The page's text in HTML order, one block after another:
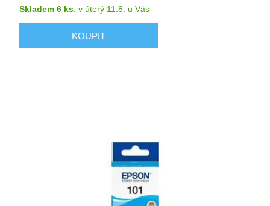
Skladem 6 ks,v úterý 11.8. u Vás